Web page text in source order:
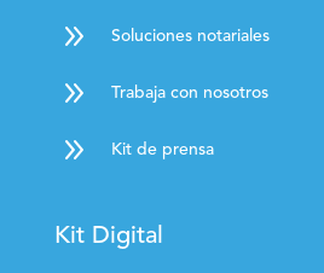
9 Soluciones notariales
9 Trabaja con nosotros
9 Kit de prensa
Kit Digital